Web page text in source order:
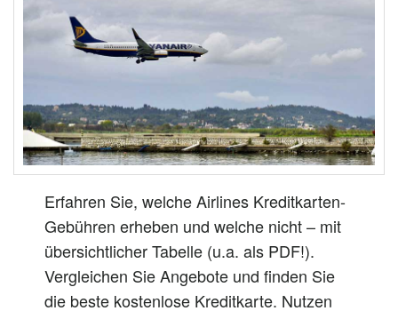
Erfahren Sie, welche Airlines Kreditkarten-
Gebühren erheben und welche nicht – mit
übersichtlicher Tabelle (u.a. als PDF!).
Vergleichen Sie Angebote und finden Sie
die beste kostenlose Kreditkarte. Nutzen